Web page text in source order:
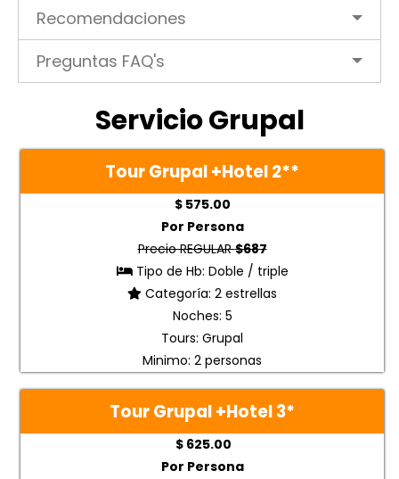
Recomendaciones
Preguntas FAQ's
Servicio Grupal
Tour Grupal +Hotel 2**
$ 575.00
Por Persona
Precio REGULAR$687
Tipo de Hb: Doble / triple
Categoría: 2 estrellas
Noches: 5
Tours: Grupal
Minimo: 2 personas
Tour Grupal +Hotel3*
$ 625.00
Por Persona